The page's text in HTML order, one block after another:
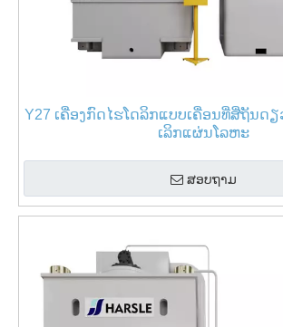
Y27 ເຄື່ອງກົດໄຮໂດລິກແບບເຄື່ອນທີ່ສີ່ຖັນດ
ເລິກແຜ່ນໂລຫະ
ສອບຖາມ